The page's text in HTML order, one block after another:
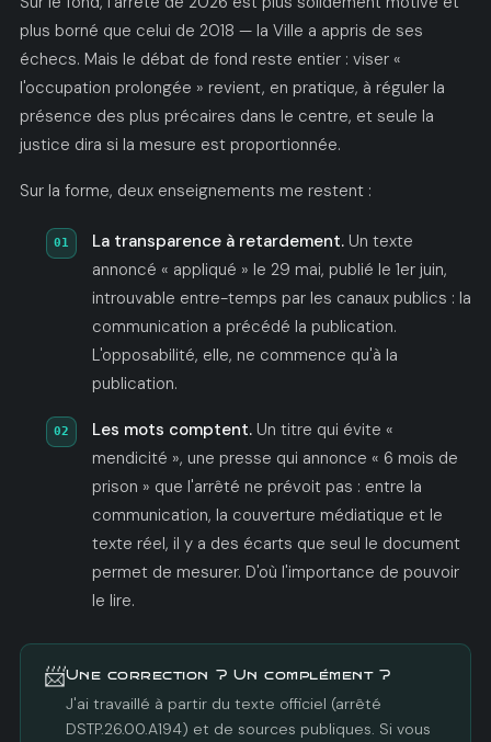
plus borné que celui de 2018 — la Ville a appris de ses
échecs. Mais le débat de fond reste entier : viser «
l'occupation prolongée » revient, en pratique, à réguler la
présence des plus précaires dans le centre, et seule la
justice dira si la mesure est proportionnée.
Sur la forme, deux enseignements me restent :
La transparence à retardement.Un texte
annoncé « appliqué » le 29 mai, publié le 1er juin,
introuvable entre-temps par les canaux publics : la
communication a précédé la publication.
L'opposabilité, elle, ne commence qu'à la
publication.
Les mots comptent.Un titre qui évite «
mendicité », une presse qui annonce « 6 mois de
prison » que l'arrêté ne prévoit pas : entre la
communication, la couverture médiatique et le
texte réel, il y a des écarts que seul le document
permet de mesurer. D'où l'importance de pouvoir
le lire.
📨Une correction ? Un complément ?
J'ai travaillé à partir du texte officiel (arrêté
DSTP.26.00.A194) et de sources publiques. Si vous